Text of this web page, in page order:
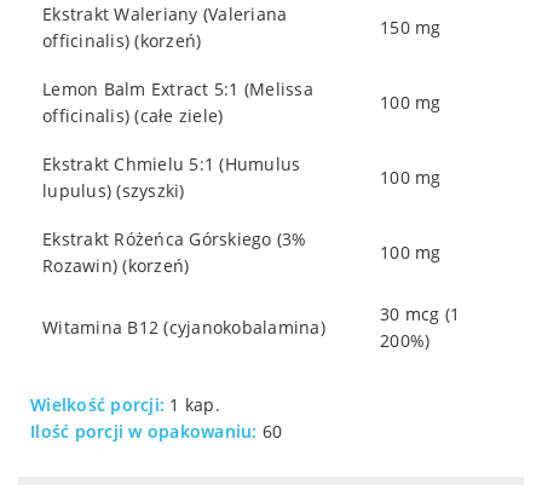
Ekstrakt Waleriany (Valeriana
officinalis) (korzeń)
150 mg
Lemon Balm Extract 5:1 (Melissa
officinalis) (całe ziele)
100 mg
Ekstrakt Chmielu 5:1 (Humulus
lupulus) (szyszki)
100 mg
Ekstrakt Różeńca Górskiego (3%
Rozawin) (korzeń)
100 mg
Witamina B12 (cyjanokobalamina)
30 mcg (1
200%)
Wielkość porcji: 1 kap.
Ilość porcji w opakowaniu: 60